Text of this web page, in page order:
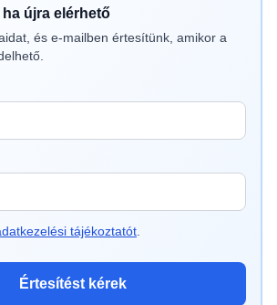
újra elérhető
és e-mailben értesítünk, amikor a
tájékoztatót
Értesítést kérek